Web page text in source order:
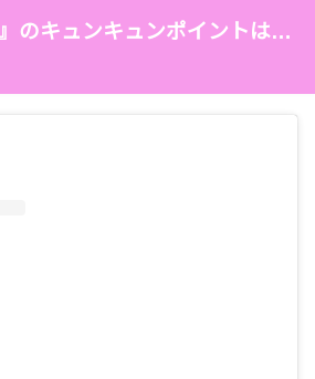
のキュンキュンポイントは…